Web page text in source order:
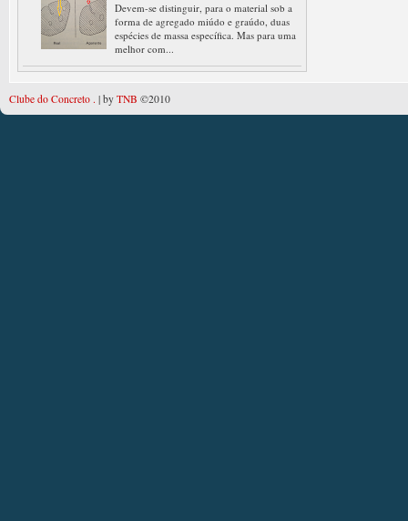
Devem-se distinguir, para o material sob a
forma de agregado miúdo e graúdo, duas
espécies de massa específica. Mas para uma
melhor com...
Clube do Concreto . | by TNB ©2010